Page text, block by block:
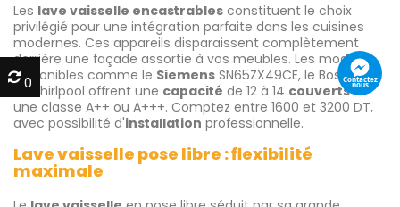
Les lave vaisselle encastrables constituent le choix
privilégié pour une intégration parfaite dans les cuisines
modernes. Ces appareils disparaissent complètement
derrière une façade assortie à vos meubles. Les modèles
disponibles comme le Siemens SN65ZX49CE, le Bosch ou
le Whirlpool offrent une capacité de 12 à 14 couvertset
une classe A++ ou A+++. Comptez entre 1600 et 3200 DT,
avec possibilité d'installation professionnelle.
Lave vaisselle pose libre : flexibilité
maximale
0
0